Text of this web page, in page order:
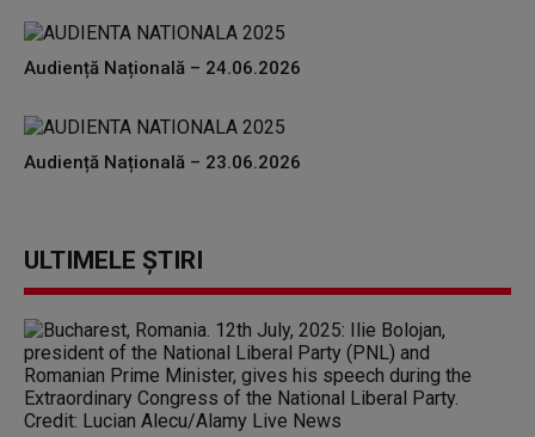
Audiență Națională – 24.06.2026
Audiență Națională – 23.06.2026
ULTIMELE ȘTIRI